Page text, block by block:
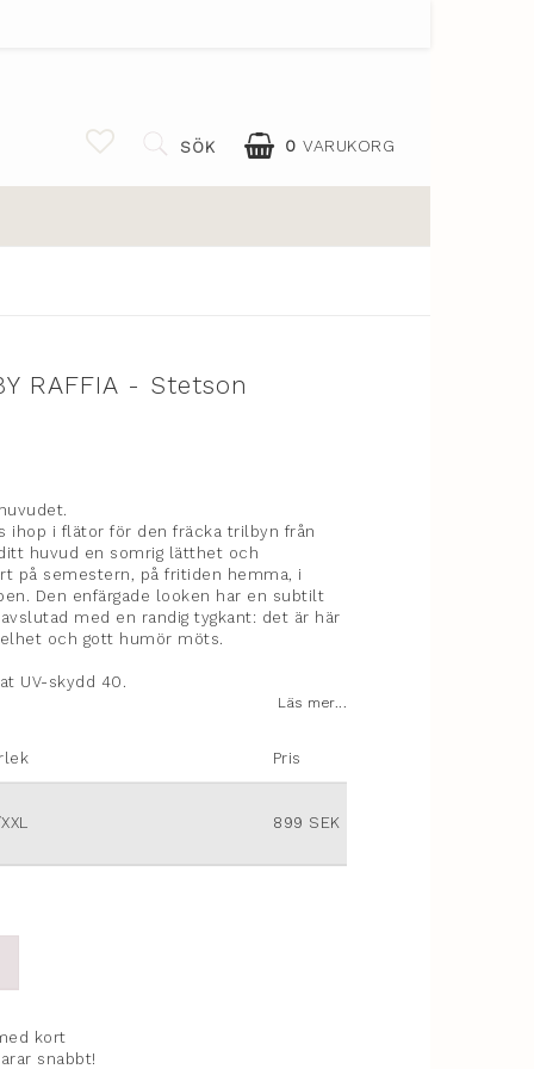
0 VARUKORG
SÖK
RAFFIA - Stetson
ihop i flätor för den fräcka trilbyn från
huvud en somrig lätthet och
på semestern, på fritiden hemma, i
Den enfärgade looken har en subtilt
med en randig tygkant: det är här
och gott humör möts.
UV-skydd 40.
Läs mer...
Pris
899 SEK
kort
snabbt!